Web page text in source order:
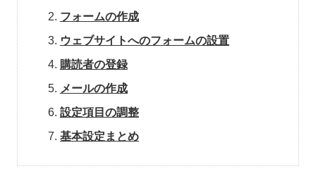
フォームの作成
ウェブサイトへのフォームの設置
購読者の登録
メールの作成
設定項目の調整
基本設定まとめ